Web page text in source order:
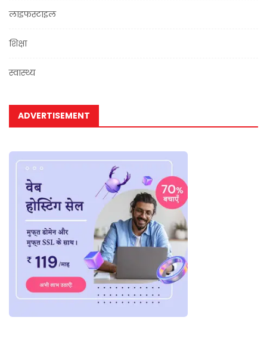
लाइफस्टाइल
शिक्षा
स्वास्थ्य
ADVERTISEMENT